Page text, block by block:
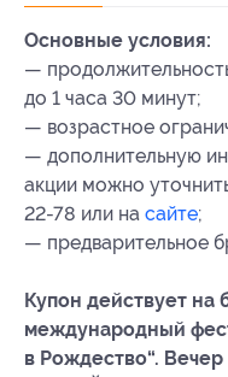
Основные условия:
—
до 1 часа 30 минут;
— возрастное
— дополнительную
акции можно
22-78 или на сайте;
— предварительное
Купон действует на
международный
в Рождество“.